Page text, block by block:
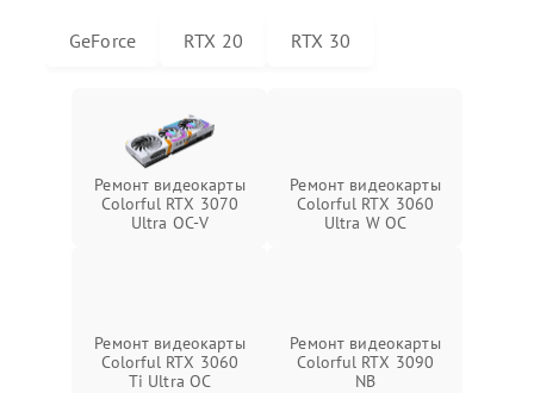
GeForce RTX 20 RTX 30
Ремонт видеокарты
Colorful RTX 3070
Ultra OC-V
Ремонт видеокарты
Colorful RTX 3060
Ultra W OC
Ремонт видеокарты
Colorful RTX 3060
Ti Ultra OC
Ремонт видеокарты
Colorful RTX 3090
NB